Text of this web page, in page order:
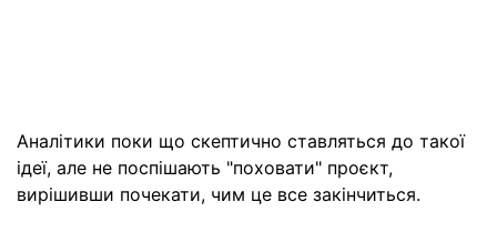
Аналітики поки що скептично ставляться до такої
ідеї, але не поспішають "поховати" проєкт,
вирішивши почекати, чим це все закінчиться.